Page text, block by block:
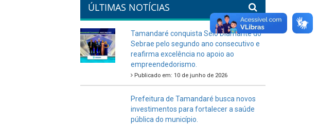
ÚLTIMAS NOTÍCIAS
Tamandaré conquista Selo Diamante do
Sebrae pelo segundo ano consecutivo e
reafirma excelência no apoio ao
empreendedorismo.
Publicado em: 10 de junho de 2026
Prefeitura de Tamandaré busca novos
investimentos para fortalecer a saúde
pública do município.